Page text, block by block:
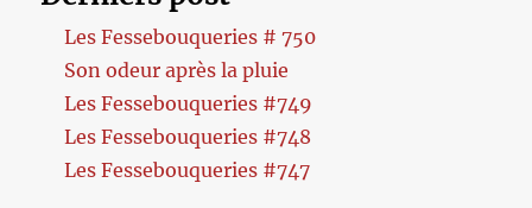
Les Fessebouqueries # 750
Son odeur après la pluie
Les Fessebouqueries #749
Les Fessebouqueries #748
Les Fessebouqueries #747